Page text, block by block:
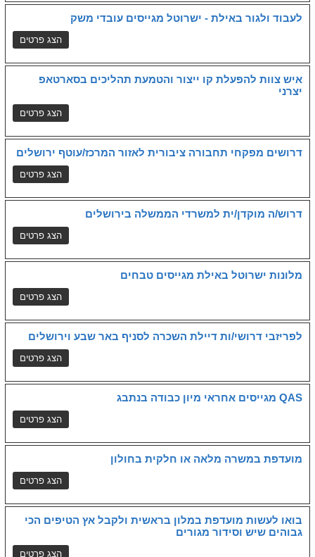
לעבוד ולגור באילת - ישרוטל מגייסים עובדי משק
איש צוות להפעלת קו ייצור והטמעת תהליכים בסארטאפ
יצרני
דרושים מפקחי תחבורה ציבורית לאזור המרכז/עוטף ירושלים
דרוש/ה מוקדן/ית למשרדי הממשלה בירושלים
מלונות ישרוטל באילת מגייסים טבחים
לפריזבי דרושי/ות דיילת השכרה לסניף באר שבע וירושלים
QAS מגייסים אחראי מיון כבודה בנתבג
מועדפת במשרה מלאה או חלקית בחולון
בואו לעשות מועדפת במלון בראשית ולקבל אץ הטיפים הכי
גבוהים שיש וסידור מגורים